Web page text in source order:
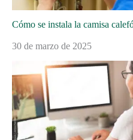
Cómo se instala la camisa
30 de marzo de 2025